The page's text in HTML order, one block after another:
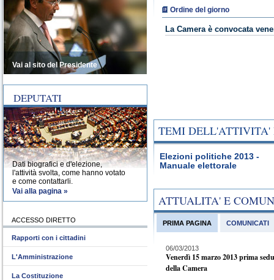
Ordine del giorno
La Camera è convocata
TEMI DELL'ATTIVITA'
Elezioni politiche 2013 -
Manuale elettorale
ATTUALITA' E
PRIMA PAGINA
06/03/2013
Venerdì 15 marzo 2013 prima
della Camera
COMUNICATI
Vai al sito del Presidente
DEPUTATI
Dati biografici e d'elezione,
l'attività svolta, come hanno votato
e come contattarli.
Vai alla pagina »
ACCESSO DIRETTO
Rapporti con i cittadini
L'Amministrazione
La Costituzione